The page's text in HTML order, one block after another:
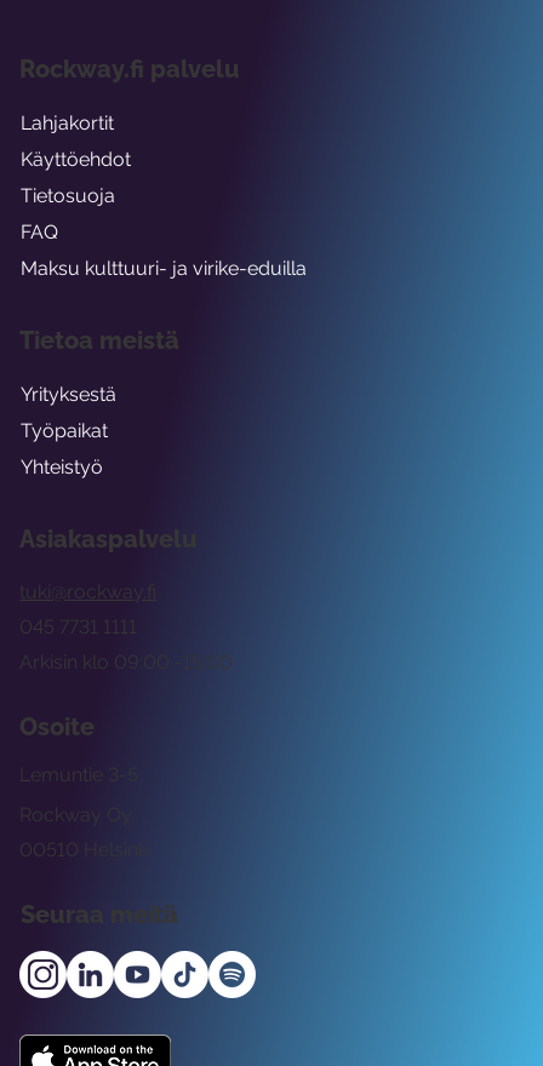
Asiakaspalvelu
tuki@rockway.fi
Arkisin klo 09:00 -15:00
045 7731 1111
Osoite
Rockway Oy
Lemuntie 3-5
00510 Helsinki
Seuraa meitä
Rockway.fi palvelu
Lahjakortit
Käyttöehdot
Tietosuoja
FAQ
Maksu kulttuuri- ja virike-eduilla
Tietoa meistä
Yrityksestä
Työpaikat
Yhteistyö